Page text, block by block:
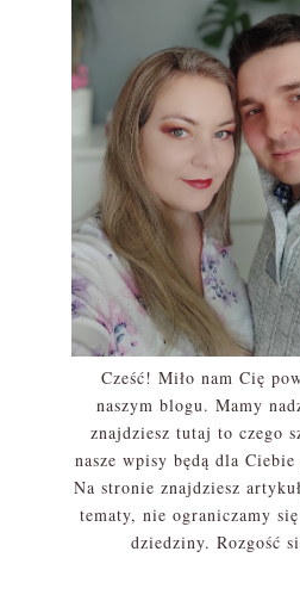
Cześć! Miło nam Cię
naszym blogu. Mamy
znajdziesz tutaj to czego
nasze wpisy będą dla
Na stronie znajdziesz
tematy, nie ograniczamy
dziedziny. Rozgość